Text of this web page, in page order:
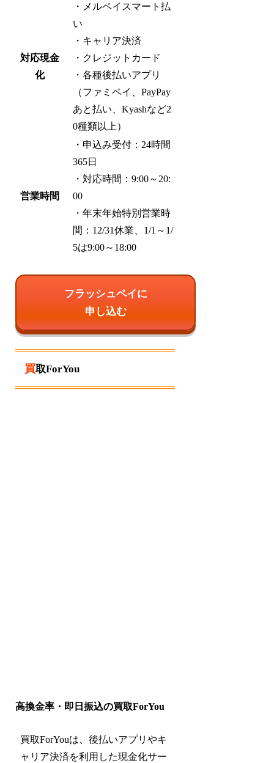
対応現金
化
・メルペイスマート払
い
・キャリア決済
・クレジットカード
・各種後払いアプリ
（ファミペイ、PayPay
あと払い、Kyashなど2
0種類以上）
営業時間
・申込み受付：24時間
365日
・対応時間：9:00～20:
00
・年末年始特別営業時
間：12/31休業、1/1～1/
5は9:00～18:00
フラッシュペイに
申し込む
買取ForYou
高換金率・即日振込の買取ForYou
買取ForYouは、後払いアプリやキ
ャリア決済を利用した現金化サー